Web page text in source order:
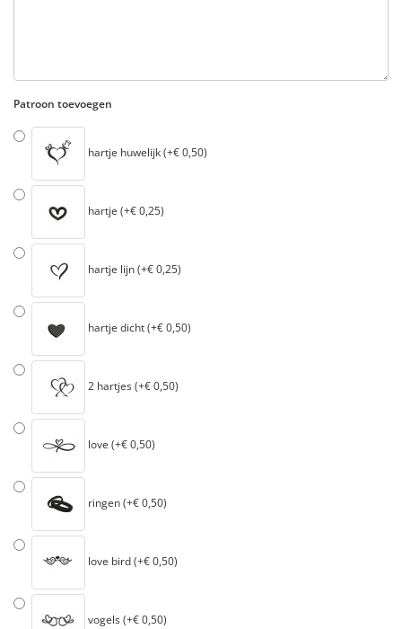
Patroon toevoegen
hartje huwelijk (+€ 0,50)
hartje (+€ 0,25)
hartje lijn (+€ 0,25)
hartje dicht (+€ 0,50)
2 hartjes (+€ 0,50)
love (+€ 0,50)
ringen (+€ 0,50)
love bird (+€ 0,50)
vogels (+€ 0,50)